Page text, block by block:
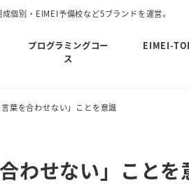
個別・EIMEI予備校など5ブランドを運営。
プログラミングコー
ス
EIMEI-
葉を合わせない」ことを意識
わせない」ことを